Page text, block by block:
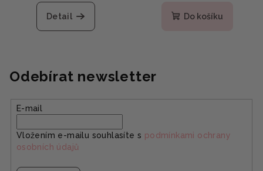
Detail Do košíku
Odebírat newsletter
E-mail
Vložením e-mailu souhlasíte s podmínkami ochrany
osobních údajů